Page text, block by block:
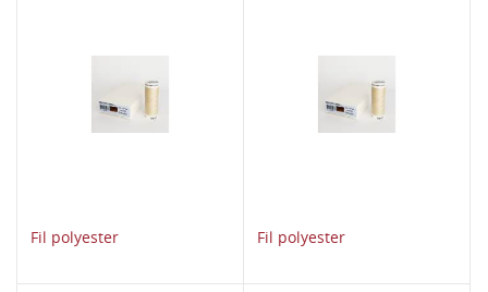
Fil polyester Fil polyester